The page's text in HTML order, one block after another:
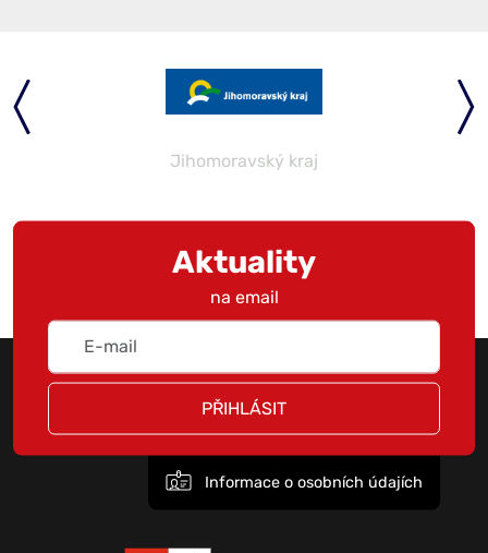
Jihomoravský kraj
Aktuality
na email
PŘIHLÁSIT
Informace o osobních údajích